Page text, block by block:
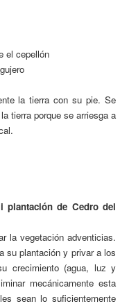
el cepellón
la tierra con su pie. Se
tierra porque se arriesga a
plantación de Cedro del
la vegetación adventicias.
su plantación y privar a los
crecimiento (agua, luz y
mecánicamente esta
sean lo suficientemente